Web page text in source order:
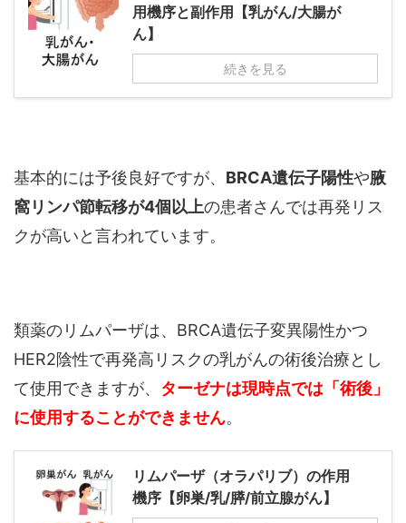
用機序と副作用【乳がん/大腸が
ん】
続きを見る
基本的には予後良好ですが、 BRCA遺伝子陽性や腋
窩リンパ節転移が4個以上の患者さんでは再発リス
クが高いと言われています。
類薬のリムパーザは、BRCA遺伝子変異陽性かつ
HER2陰性で再発高リスクの乳がんの術後治療とし
て使用できますが、 ターゼナは現時点では「術後」
に使用することができません。
リムパーザ（オラパリブ）の作用
機序【卵巣/乳/膵/前立腺がん】